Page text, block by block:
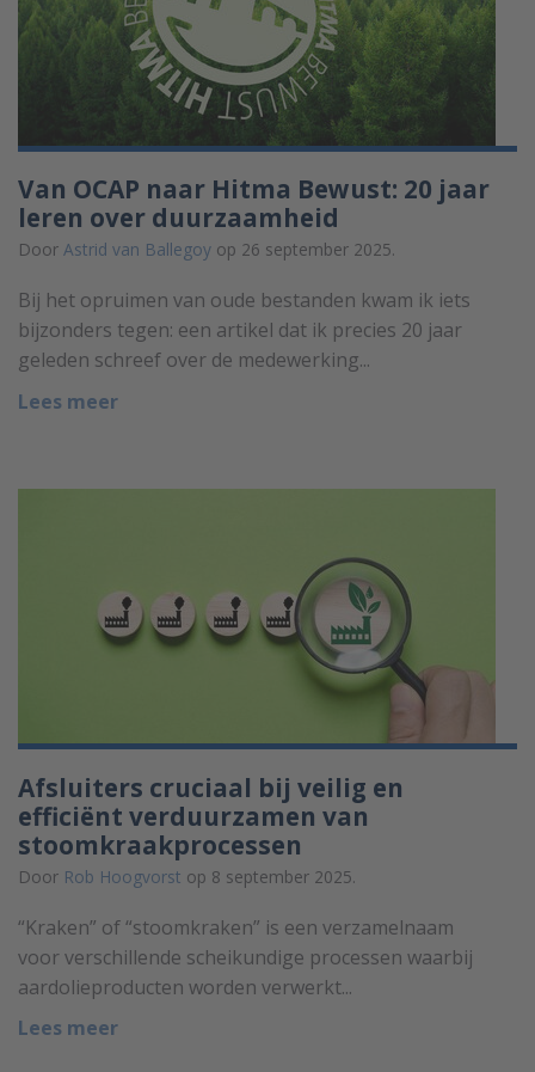
Van OCAP naar Hitma Bewust: 20 jaar
leren over duurzaamheid
Door Astrid van Ballegoy op 26 september 2025.
Bij het opruimen van oude bestanden kwam ik iets
bijzonders tegen: een artikel dat ik precies 20 jaar
geleden schreef over de medewerking...
Lees meer
Afsluiters cruciaal bij veilig en
efficiënt verduurzamen van
stoomkraakprocessen
Door Rob Hoogvorst op 8 september 2025.
“Kraken” of “stoomkraken” is een verzamelnaam
voor verschillende scheikundige processen waarbij
aardolieproducten worden verwerkt...
Lees meer